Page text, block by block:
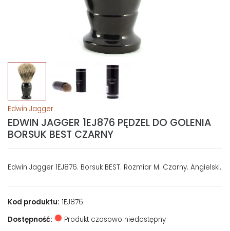
Edwin Jagger
EDWIN JAGGER 1EJ876 PĘDZEL DO GOLENIA
BORSUK BEST CZARNY
Edwin Jagger 1EJ876. Borsuk BEST. Rozmiar M. Czarny. Angielski.
Kod produktu: 1EJ876
Dostępność:
Produkt czasowo niedostępny